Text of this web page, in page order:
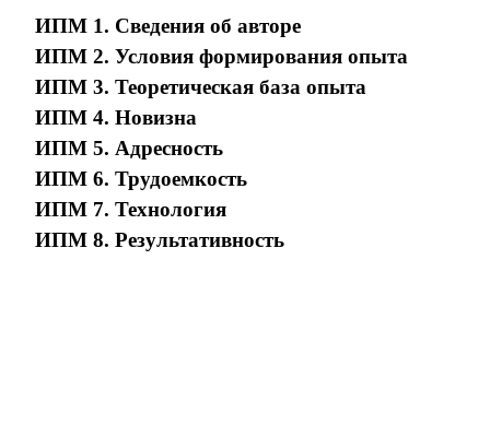
ИПМ 1. Сведения об авторе
ИПМ 2. Условия формирования опыта
ИПМ 3. Теоретическая база опыта
ИПМ 4. Новизна
ИПМ 5. Адресность
ИПМ 6. Трудоемкость
ИПМ 7. Технология
ИПМ 8. Результативность